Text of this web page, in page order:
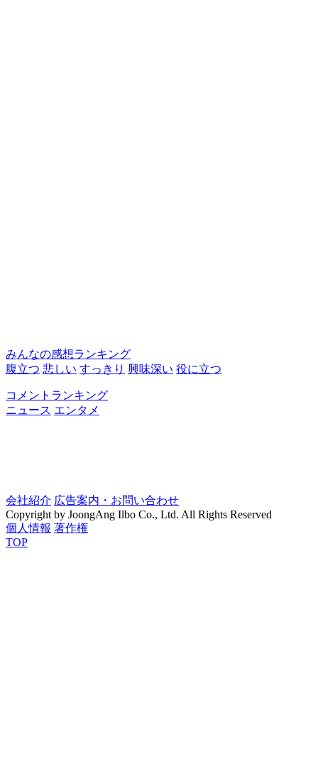
みんなの感想ランキング
腹立つ 悲しい すっきり 興味深い 役に立つ
コメントランキング
ニュース エンタメ
会社紹介 広告案内・お問い合わせ
Copyright by JoongAng Ilbo Co., Ltd. All Rights Reserved
個人情報 著作権
TOP